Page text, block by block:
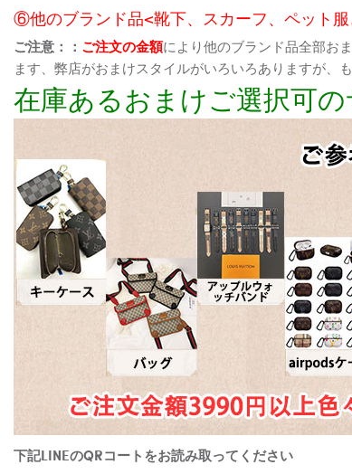
⑥他のブランド品<靴下、スカーフ、ペット
ご注意：： ご注文の金額により他のブランド品全部お
ます、弊店がおまけスタイルがいろいろありますが、
在庫あるおまけご選択可の
下記LINEのQRコートをお読み取ってください